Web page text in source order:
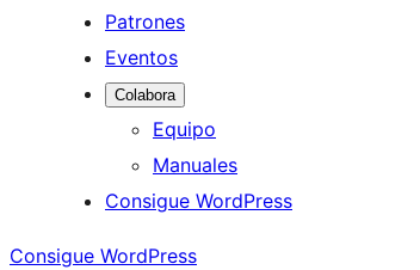
Patrones
Eventos
Colabora
Equipo
Manuales
Consigue WordPress
Consigue WordPress